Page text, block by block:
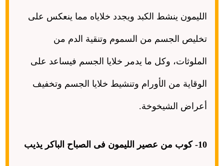
الليمون ينشط الكبد ويجدد خلاياه مما ينعكس على
تخليص الجسم من السموم وتنقية الدم من
الملوثات، وكل ما يدمر خلايا الجسم فيساعد على
الوقاية من الأورام وتنشيط خلايا الجسم وتخفيف
أعراض الشيخوخة.
10- كوب من عصير الليمون فى الصباح الباكر يذيب